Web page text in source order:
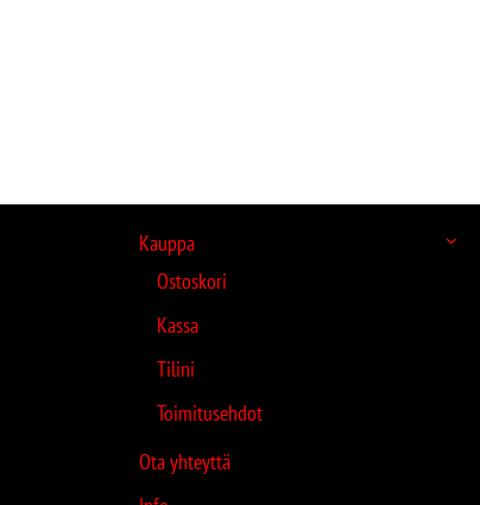
Kauppa
Ostoskori
Kassa
Tilini
Toimitusehdot
Ota yhteyttä